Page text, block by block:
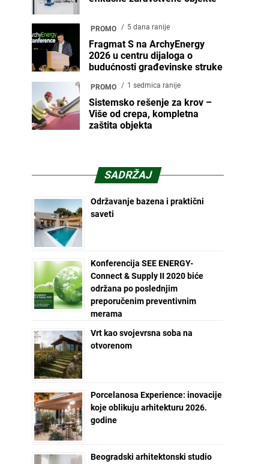
PROMO 5 dana ranije
Fragmat S na ArchyEnergy
2026 u centru dijaloga o
budućnosti građevinske struke
PROMO 1 sedmica ranije
Sistemsko rešenje za krov –
Više od crepa, kompletna
zaštita objekta
SADRŽAJ
Održavanje bazena i praktični
saveti
Konferencija SEE ENERGY-
Connect & Supply II 2020 biće
održana po poslednjim
preporučenim preventivnim
merama
Vrt kao svojevrsna soba na
otvorenom
Porcelanosa Experience: inovacije
koje oblikuju arhitekturu 2026.
godine
Beogradski arhitektonski studio